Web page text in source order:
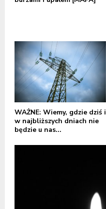
WAŻNE: Wiemy, gdzie dziś i
w najbliższych dniach nie
będzie u nas...